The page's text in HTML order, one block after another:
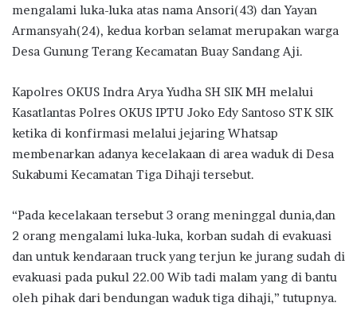
mengalami luka-luka atas nama Ansori(43) dan Yayan
Armansyah(24), kedua korban selamat merupakan warga
Desa Gunung Terang Kecamatan Buay Sandang Aji.
Kapolres OKUS Indra Arya Yudha SH SIK MH melalui
Kasatlantas Polres OKUS IPTU Joko Edy Santoso STK SIK
ketika di konfirmasi melalui jejaring Whatsap
membenarkan adanya kecelakaan di area waduk di Desa
Sukabumi Kecamatan Tiga Dihaji tersebut.
“Pada kecelakaan tersebut 3 orang meninggal dunia,dan
2 orang mengalami luka-luka, korban sudah di evakuasi
dan untuk kendaraan truck yang terjun ke jurang sudah di
evakuasi pada pukul 22.00 Wib tadi malam yang di bantu
oleh pihak dari bendungan waduk tiga dihaji,” tutupnya.